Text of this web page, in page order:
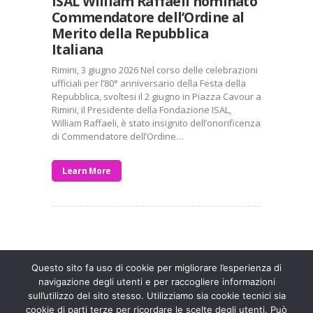
Commendatore dell’Ordine al
Merito della Repubblica
Italiana
Rimini, 3 giugno 2026 Nel corso delle celebrazioni
ufficiali per l’80° anniversario della Festa della
Repubblica, svoltesi il 2 giugno in Piazza Cavour a
Rimini, il Presidente della Fondazione ISAL,
William Raffaeli, è stato insignito dell’onorificenza
di Commendatore dell’Ordine…
Learn More
Fondazione ISAL © 2026 P. IVA 03932590403
Questo sito fa uso di cookie per migliorare l’esperienza di
navigazione degli utenti e per raccogliere informazioni
sull’utilizzo del sito stesso. Utilizziamo sia cookie tecnici sia
cookie di parti terze per ricordare le scelte degli utenti. Può